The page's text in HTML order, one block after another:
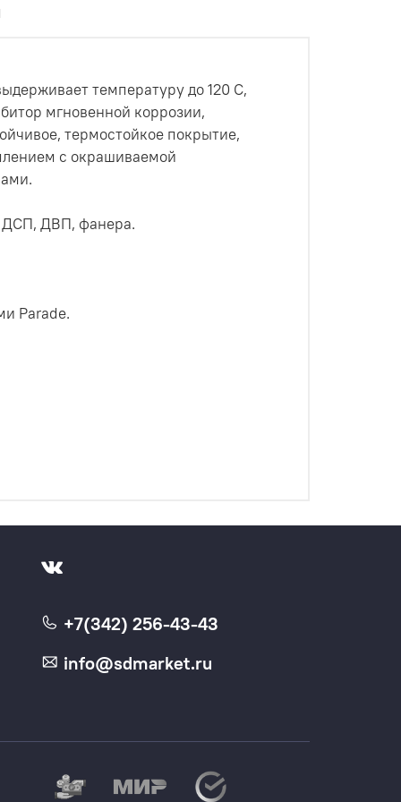
температуру до 120 С,
мгновенной коррозии,
термостойкое покрытие,
с окрашиваемой
ДСП, ДВП, фанера.
Parade.
+7(342) 256-43-43
info@sdmarket.ru